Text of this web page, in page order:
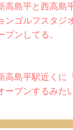
高島平と西高島
ンゴルフスタジ
プンしてる。
高島平駅近くに
ープンするみた